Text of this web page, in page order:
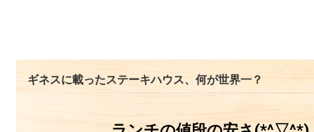
ギネスに載ったステーキハウス、何が世界一？